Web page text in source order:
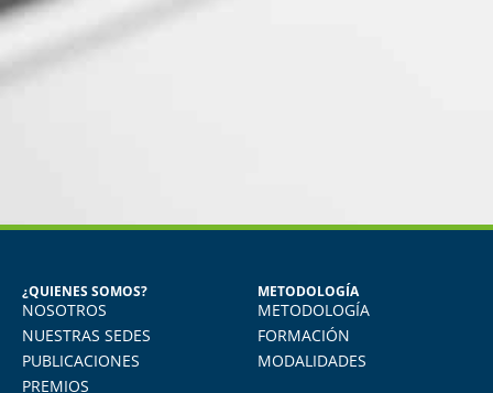
me
la
GÓNGORA
Vivo en Arequipa y llevé el diploma con
total comodidad desde mi casa. La
plataforma virtual de FIDE es muy intuitiva
y muy amigable. La enseñanza virtual es
¿QUIENES SOMOS?
NOSOTROS
NUESTRAS SEDES
PUBLICACIONES
PREMIOS
METODOLOGÍA
METODOLOGÍA
FORMACIÓN
MODALIDADES